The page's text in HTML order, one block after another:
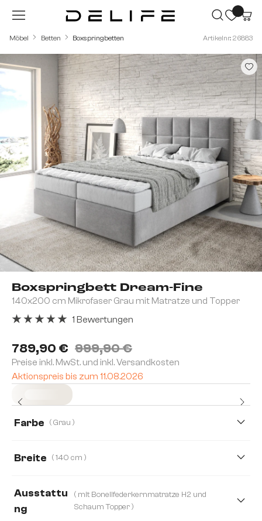
Zum Hauptinhalt springen
Möbel Betten Boxspringbetten Artikelnr.: 26883
Boxspringbett Dream-Fine
140x200 cm Mikrofaser Grau mit Matratze und Topper
789,90 € 999,90 €
Preise inkl. MwSt. und inkl. Versandkosten
Aktionspreis bis zum 11.08.2026
1 Bewertungen
Farbe ( Grau )
Breite ( 140 cm )
200 cm
Ausstattu
ng
( mit Bonellfederkernmatratze H2 und
Schaum Topper )
Bildergalerie überspringen